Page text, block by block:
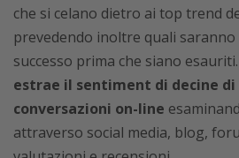
che si celano dietro ai top trend
prevedendo inoltre quali
successo prima che siano esauriti.
estrae il sentiment di decine
conversazioni on-line
attraverso social media, blog,